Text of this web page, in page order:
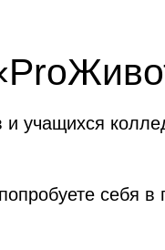
и учащихся
себя в